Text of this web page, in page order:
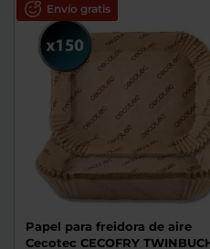
Envío gratis
Papel para freidora de aire
Cecotec CECOFRY